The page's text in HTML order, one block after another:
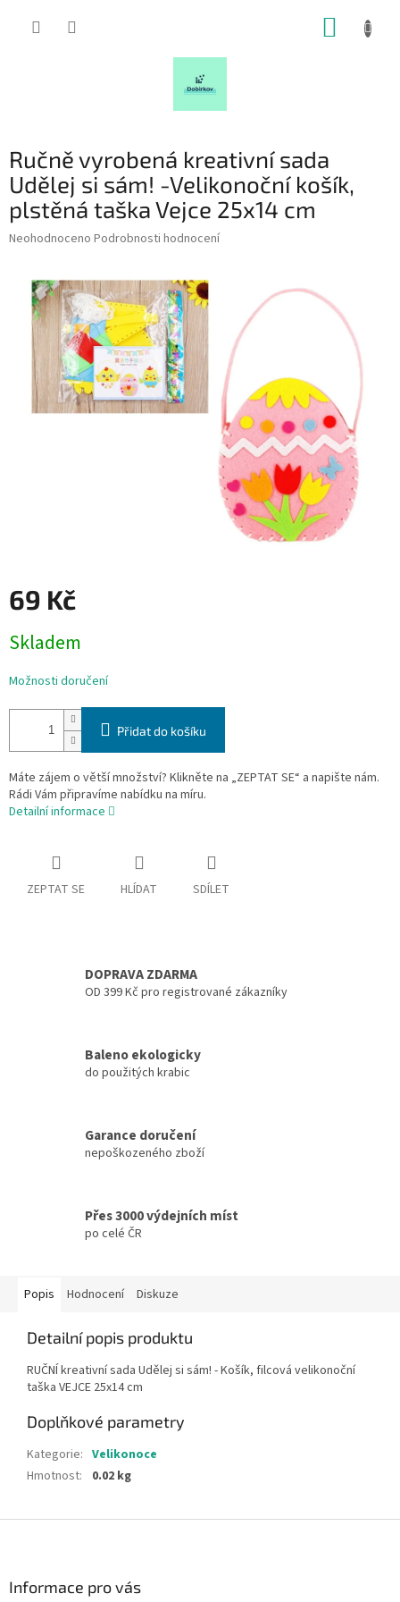
Ručně vyrobená kreativní sada
Udělej si sám! -Velikonoční košík,
plstěná taška Vejce 25x14 cm
Průměrné
hvězdiček.
Neohodnoceno Podrobnosti hodnocení
69 Kč
cena:
Skladem
Možnosti doručení
Přidat do košíku
Máte zájem o větší množství? Klikněte na „ZEPTAT SE“ a napište nám.
Rádi Vám připravíme nabídku na míru.
Detailní informace
ZEPTAT SE HLÍDAT SDÍLET
DOPRAVA ZDARMA
OD 399 Kč pro registrované zákazníky
Baleno ekologicky
do použitých krabic
Garance doručení
nepoškozeného zboží
Přes 3000 výdejních míst
po celé ČR
Popis Hodnocení Diskuze
Detailní popis produktu
RUČNÍ kreativní sada Udělej si sám! - Košík, filcová velikonoční
taška VEJCE 25x14 cm
Doplňkové parametry
Kategorie: Velikonoce
Hmotnost: 0.02 kg
Informace pro vás